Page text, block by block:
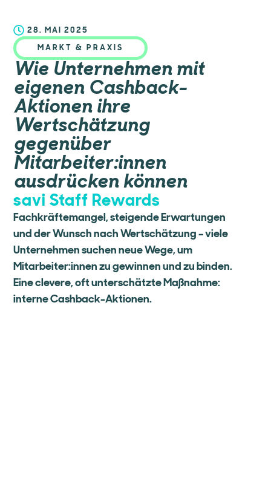
28. MAI 2025
MARKT & PRAXIS
Wie Unternehmen mit
eigenen Cashback-
Aktionen ihre
Wertschätzung
gegenüber
Mitarbeiter:innen
ausdrücken können
savi Staff Rewards
Fachkräftemangel, steigende Erwartungen
und der Wunsch nach Wertschätzung – viele
Unternehmen suchen neue Wege, um
Mitarbeiter:innen zu gewinnen und zu binden.
Eine clevere, oft unterschätzte Maßnahme:
interne Cashback-Aktionen.